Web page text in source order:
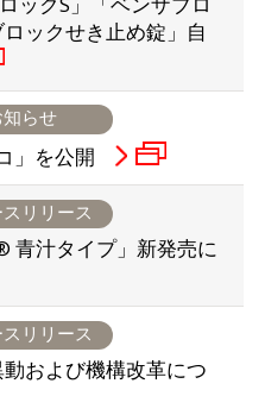
ックせき止め錠」自
知らせ
」を公開
リリース
青汁タイプ」新発売に
リリース
および機構改革につ